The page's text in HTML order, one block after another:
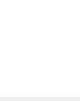
鹿児島大学広